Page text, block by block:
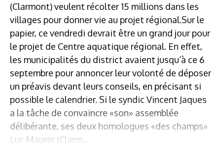
(Clarmont) veulent récolter 15 millions dans les
villages pour donner vie au projet régional.Sur le
papier, ce vendredi devrait être un grand jour pour
le projet de Centre aquatique régional. En effet,
les municipalités du district avaient jusqu’à ce 6
septembre pour annoncer leur volonté de déposer
un préavis devant leurs conseils, en précisant si
possible le calendrier. Si le syndic Vincent Jaques
a la tâche de convaincre «son» assemblée
délibérante, ses deux homologues «des champs»
Luc Maurer (Clarm...